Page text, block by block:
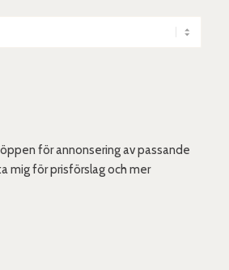
för annonsering av passande
mig för prisförslag och mer